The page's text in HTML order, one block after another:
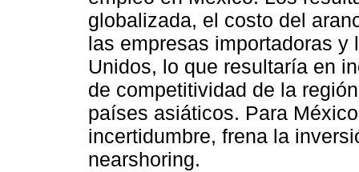
globalizada, el costo del
las empresas importadoras
Unidos, lo que resultaría en
de competitividad de la
países asiáticos. Para
incertidumbre, frena la
nearshoring.